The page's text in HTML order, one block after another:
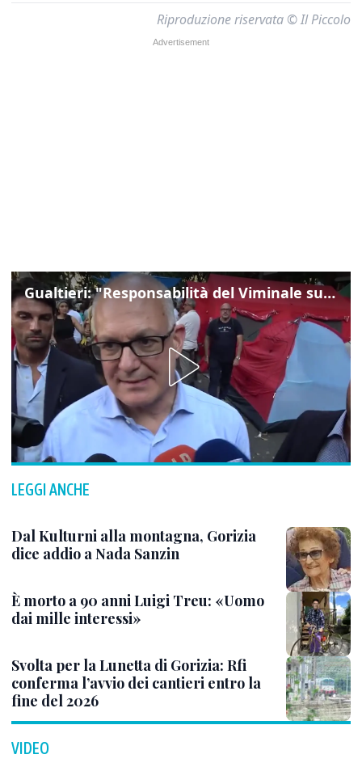
Riproduzione riservata © Il Piccolo
Gualtieri: "Responsabilità del Viminale su Spin Time? La posizione dei partiti è nota"
LEGGI ANCHE
Dal Kulturni alla montagna, Gorizia
dice addio a Nada Sanzin
È morto a 90 anni Luigi Treu: «Uomo
dai mille interessi»
Svolta per la Lunetta di Gorizia: Rfi
conferma l’avvio dei cantieri entro la
fine del 2026
VIDEO